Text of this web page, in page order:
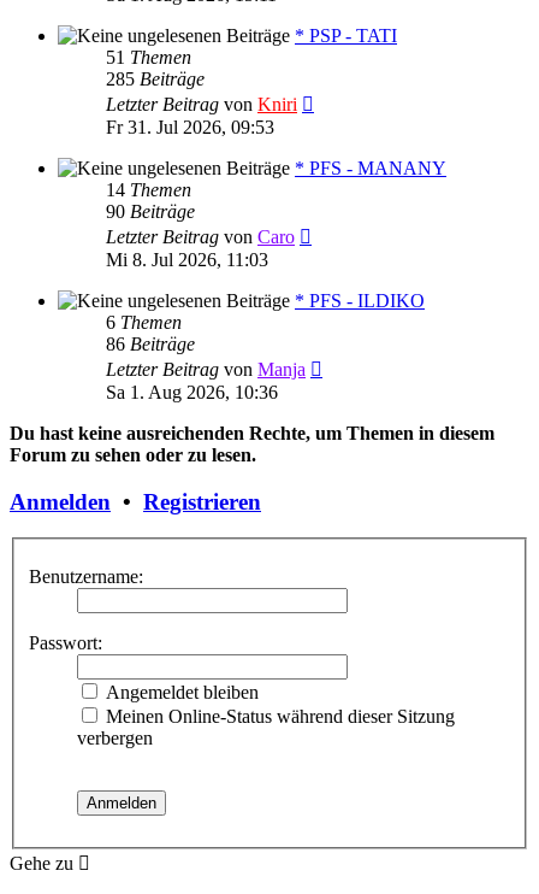
* PSP - TATI
51 Themen
285 Beiträge
Letzter Beitrag von Kniri
Fr 31. Jul 2026, 09:53
* PFS - MANANY
14 Themen
90 Beiträge
Letzter Beitrag von Caro
Mi 8. Jul 2026, 11:03
* PFS - ILDIKO
6 Themen
86 Beiträge
Letzter Beitrag von Manja
Sa 1. Aug 2026, 10:36
Du hast keine ausreichenden Rechte, um Themen in diesem
Forum zu sehen oder zu lesen.
Anmelden • Registrieren
Benutzername:
Passwort:
Angemeldet bleiben
Meinen Online-Status während dieser Sitzung
verbergen
Gehe zu